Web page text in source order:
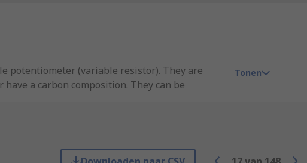
potentiometer (variable resistor). They are
a carbon composition. They can be
Trim pots let you set (or trim) the
Tonen